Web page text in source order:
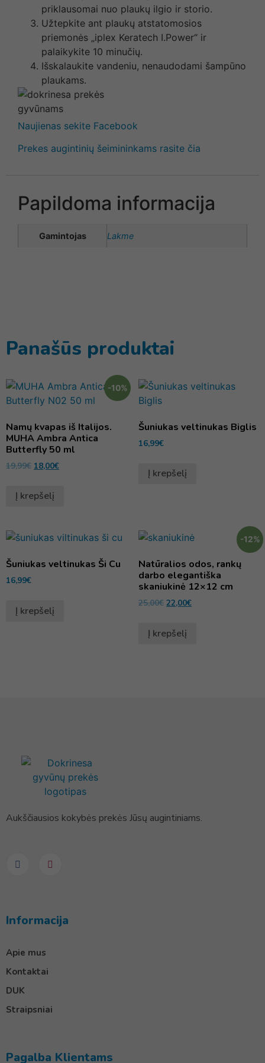
priklausomai nuo plaukų ilgio ir storio.
Užtepkite ant plaukų atstatomosios
priemonės „iplex Keratech I.Power“ ir
palaikykite 10 minučių.
Išskalaukite vandeniu, nenaudodami šampūno
plaukams.
Naujienas sekite Facebook
Prekes augintinių šeimininkams rasite čia
Papildoma informacija
Gamintojas Lakme
Panašūs produktai
-10%
Namų kvapas iš Italijos.
MUHA Ambra Antica
Butterfly 50 ml
19,99€ 18,00€
Į krepšelį
Šuniukas veltinukas Biglis
16,99€
Į krepšelį
Šuniukas veltinukas Ši Cu
16,99€
Į krepšelį
-12%
Natūralios odos, rankų
darbo elegantiška
skaniukinė 12×12 cm
25,00€ 22,00€
Į krepšelį
Aukščiausios kokybės prekės Jūsų augintiniams.
Informacija
Apie mus
Kontaktai
DUK
Straipsniai
Pagalba Klientams